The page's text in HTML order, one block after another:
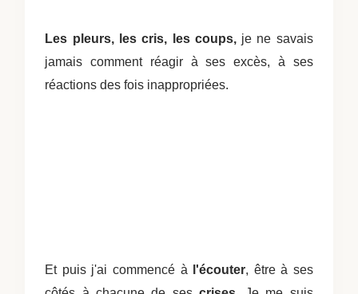
Les pleurs, les cris, les coups,je ne savais
jamais comment réagir à ses excès, à ses
réactions des fois inappropriées.
Et puis j'ai commencé à l'écouter, être à ses